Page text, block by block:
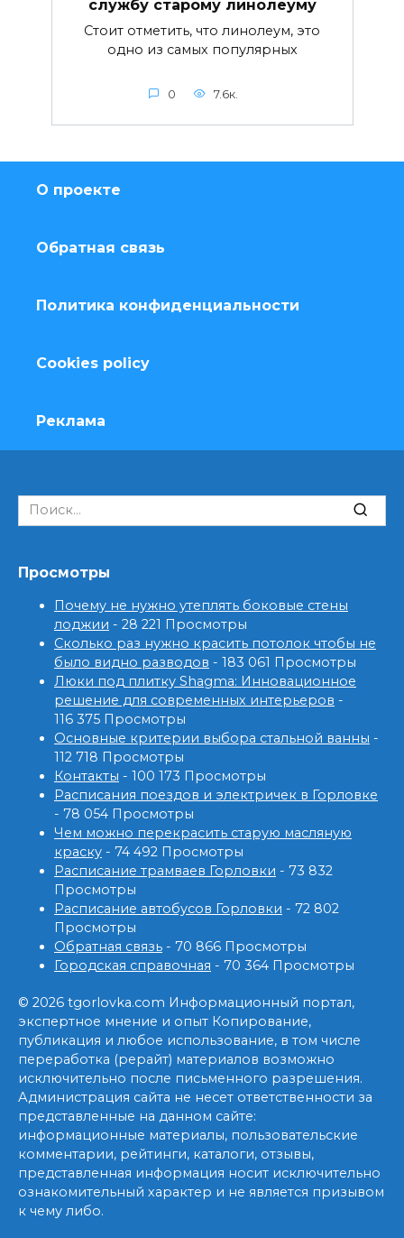
службу старому линолеуму
Стоит отметить, что линолеум, это
одно из самых популярных
0 7.6к.
О проекте
Обратная связь
Политика конфиденциальности
Cookies policy
Реклама
Search
for:
Просмотры
Почему не нужно утеплять боковые стены
лоджии - 28 221 Просмотры
Сколько раз нужно красить потолок чтобы не
было видно разводов - 183 061 Просмотры
Люки под плитку Shagma: Инновационное
решение для современных интерьеров -
116 375 Просмотры
Основные критерии выбора стальной ванны -
112 718 Просмотры
Контакты - 100 173 Просмотры
Расписания поездов и электричек в Горловке
- 78 054 Просмотры
Чем можно перекрасить старую масляную
краску - 74 492 Просмотры
Расписание трамваев Горловки - 73 832
Просмотры
Расписание автобусов Горловки - 72 802
Просмотры
Обратная связь - 70 866 Просмотры
Городская справочная - 70 364 Просмотры
© 2026 tgorlovka.com Информационный портал,
экспертное мнение и опыт Копирование,
публикация и любое использование, в том числе
переработка (рерайт) материалов возможно
исключительно после письменного разрешения.
Администрация сайта не несет ответственности за
представленные на данном сайте:
информационные материалы, пользовательские
комментарии, рейтинги, каталоги, отзывы,
представленная информация носит исключительно
ознакомительный характер и не является призывом
к чему либо.